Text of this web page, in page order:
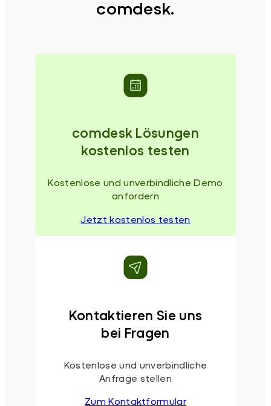
comdesk.
comdesk Lösungen
kostenlos testen
Kostenlose und unverbindliche Demo
anfordern
Jetzt kostenlos testen
Kontaktieren Sie uns
bei Fragen
Kostenlose und unverbindliche
Anfrage stellen
Zum Kontaktformular